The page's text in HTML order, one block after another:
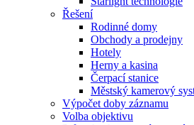
Řešení
Rodinné domy
Obchody a prodejny
Hotely
Herny a kasina
Čerpací stanice
Městský kamerový
Výpočet doby záznamu
Volba objektivu